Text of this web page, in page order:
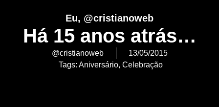
Eu, @cristianoweb
Há 15 anos atrás…
@cristianoweb
13/05/2015
Tags: Aniversário, Celebração